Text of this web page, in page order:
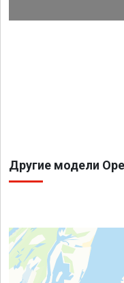
Другие модели Opel